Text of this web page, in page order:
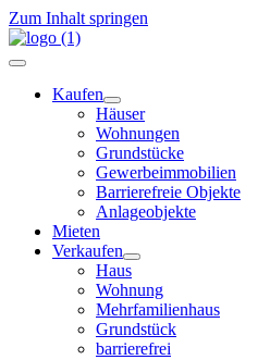
Zum Inhalt springen
Kaufen
Häuser
Wohnungen
Grundstücke
Gewerbeimmobilien
Barrierefreie Objekte
Anlageobjekte
Mieten
Verkaufen
Haus
Wohnung
Mehrfamilienhaus
Grundstück
barrierefrei